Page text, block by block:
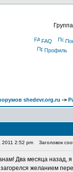
FAQ
Профиль
shedevr.org.ru ->
2011 2:52 pm Заголовок
Два месяца назад,
желанием